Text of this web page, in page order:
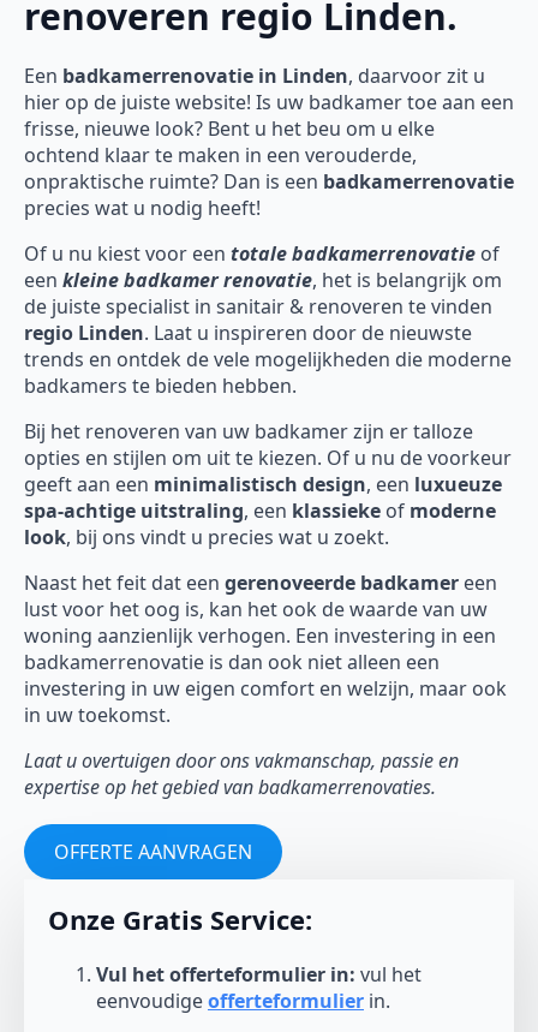
renoveren regio Linden.
Een badkamerrenovatie in Linden, daarvoor zit u
hier op de juiste website! Is uw badkamer toe aan een
frisse, nieuwe look? Bent u het beu om u elke
ochtend klaar te maken in een verouderde,
onpraktische ruimte? Dan is een badkamerrenovatie
precies wat u nodig heeft!
Of u nu kiest voor een totale badkamerrenovatie of
een kleine badkamer renovatie, het is belangrijk om
de juiste specialist in sanitair & renoveren te vinden
regio Linden. Laat u inspireren door de nieuwste
trends en ontdek de vele mogelijkheden die moderne
badkamers te bieden hebben.
Bij het renoveren van uw badkamer zijn er talloze
opties en stijlen om uit te kiezen. Of u nu de voorkeur
geeft aan een minimalistisch design, een luxueuze
spa-achtige uitstraling, een klassieke of moderne
look, bij ons vindt u precies wat u zoekt.
Naast het feit dat een gerenoveerde badkamer een
lust voor het oog is, kan het ook de waarde van uw
woning aanzienlijk verhogen. Een investering in een
badkamerrenovatie is dan ook niet alleen een
investering in uw eigen comfort en welzijn, maar ook
in uw toekomst.
Laat u overtuigen door ons vakmanschap, passie en
expertise op het gebied van badkamerrenovaties.
OFFERTE AANVRAGEN
Onze Gratis Service:
Vul het offerteformulier in: vul het
eenvoudigeofferteformulier in.